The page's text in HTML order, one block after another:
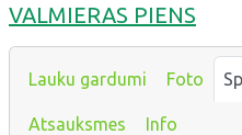
VALMIERAS PIENS
Lauku gardumi Foto
Atsauksmes Info